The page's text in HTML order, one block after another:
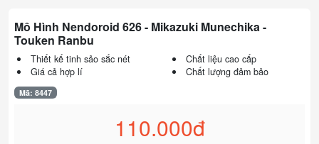
Mô Hình Nendoroid 626 - Mikazuki Munechika -
Touken Ranbu
Thiết kế tinh sảo sắc nét
Giá cả hợp lí
Chất liệu cao cấp
Chất lượng đảm bảo
Mã: 8447
110.000đ